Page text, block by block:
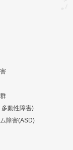
動性障害)
障害(ASD)